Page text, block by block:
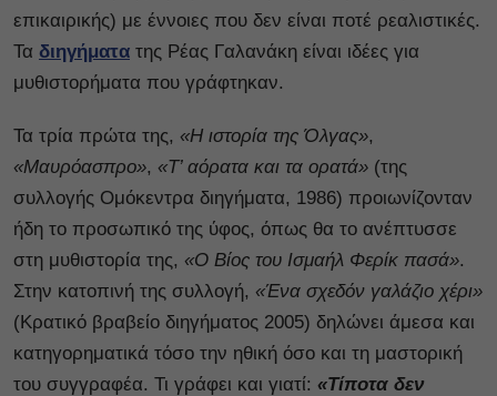
επικαιρικής) με έννοιες που δεν είναι ποτέ ρεαλιστικές.
Τα διηγήματα της Ρέας Γαλανάκη είναι ιδέες για
μυθιστορήματα που γράφτηκαν.
Τα τρία πρώτα της, «Η ιστορία της Όλγας»,
«Μαυρόασπρο», «Τ’ αόρατα και τα ορατά» (της
συλλογής Ομόκεντρα διηγήματα, 1986) προιωνίζονταν
ήδη το προσωπικό της ύφος, όπως θα το ανέπτυσσε
στη μυθιστορία της, «Ο Βίος του Ισμαήλ Φερίκ πασά».
Στην κατοπινή της συλλογή, «Ένα σχεδόν γαλάζιο χέρι»
(Κρατικό βραβείο διηγήματος 2005) δηλώνει άμεσα και
κατηγορηματικά τόσο την ηθική όσο και τη μαστορική
του συγγραφέα. Τι γράφει και γιατί: «Τίποτα δεν